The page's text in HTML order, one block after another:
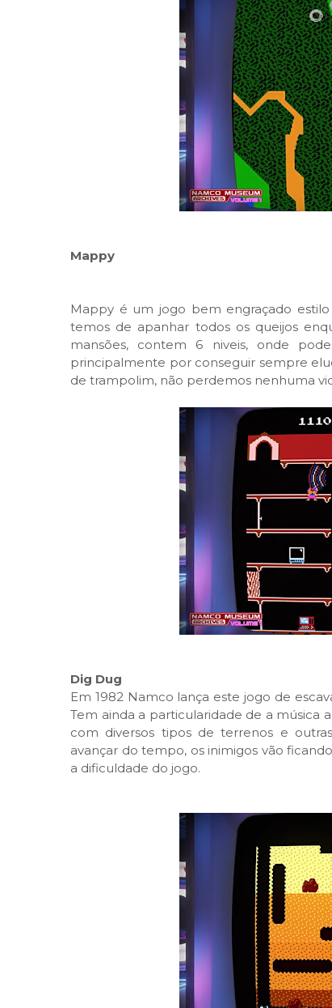
Mappy
Mappy é um jogo bem engraçado
temos de apanhar todos os queijos
mansões, contem 6 niveis, onde
principalmente por conseguir sempre
de trampolim, não perdemos nenhuma
Dig Dug
Em 1982 Namco lança este jogo de
Tem ainda a particularidade de a música
com diversos tipos de terrenos e
avançar do tempo, os inimigos vão
a dificuldade do jogo.